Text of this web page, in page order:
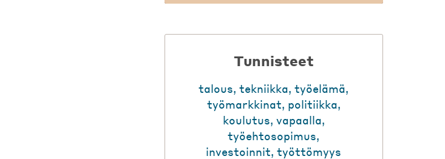
Tunnisteet
talous,tekniikka,työelämä,
työmarkkinat, politiikka,
koulutus, vapaalla,
työehtosopimus,
investoinnit,työttömyys